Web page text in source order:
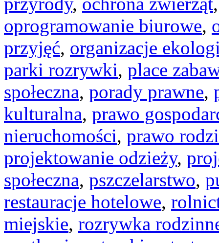
oprogramowanie biurowe,
przyjęć, organizacje
parki rozrywki, place zabaw
społeczna, porady prawne,
kulturalna, prawo
nieruchomości, prawo
projektowanie odzieży,
społeczna, pszczelarstwo,
restauracje hotelowe,
miejskie, rozrywka